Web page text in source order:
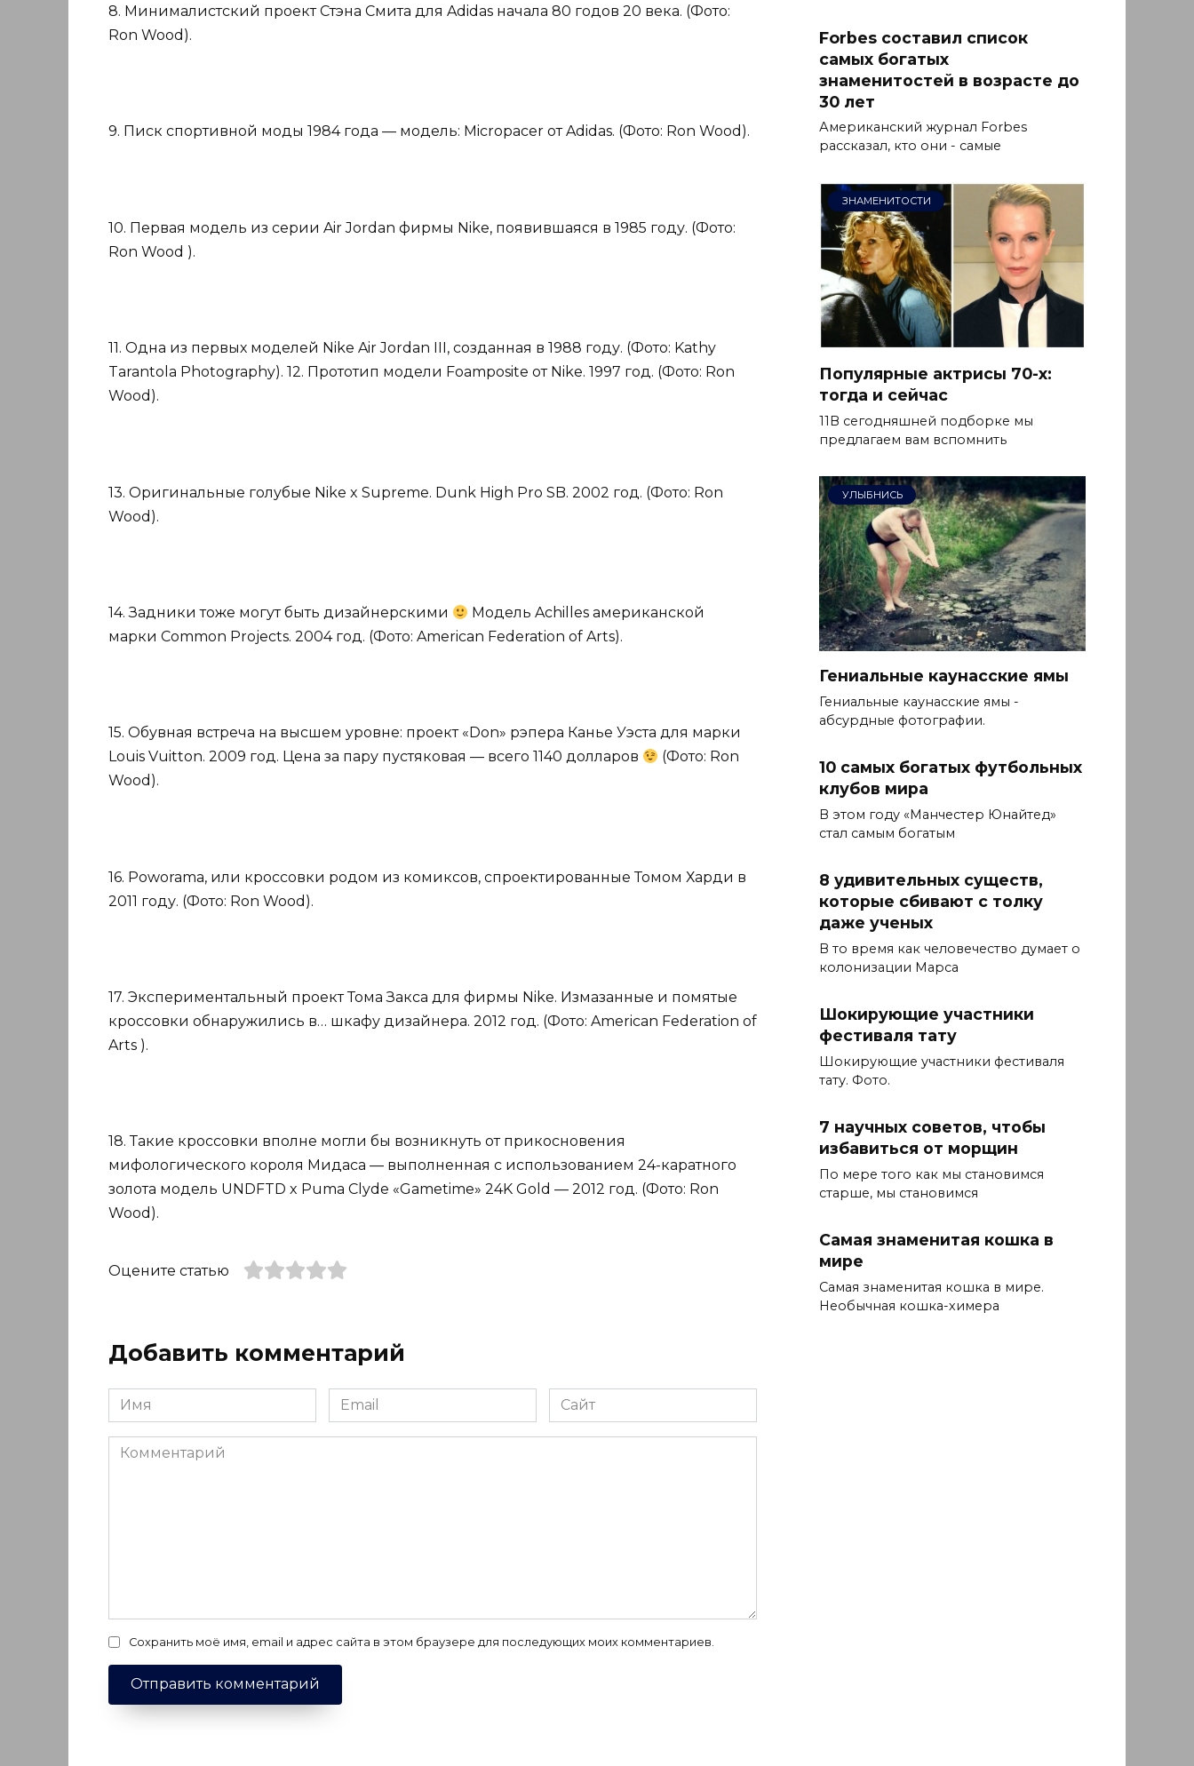
8. Минималистский проект Стэна Смита для Adidas начала 80 годов 20 века. (Фото:
Ron Wood).
9. Писк спортивной моды 1984 года — модель: Micropacer от Adidas. (Фото: Ron Wood).
10. Первая модель из серии Air Jordan фирмы Nike, появившаяся в 1985 году. (Фото:
Ron Wood ).
11. Одна из первых моделей Nike Air Jordan III, созданная в 1988 году. (Фото: Kathy
Tarantola Photography). 12. Прототип модели Foamposite от Nike. 1997 год. (Фото: Ron
Wood).
13. Оригинальные голубые Nike x Supreme. Dunk High Pro SB. 2002 год. (Фото: Ron
Wood).
14. Задники тоже могут быть дизайнерскими
Модель Achilles американской
марки Common Projects. 2004 год. (Фото: American Federation of Arts).
15. Обувная встреча на высшем уровне: проект «Don» рэпера Канье Уэста для марки
Louis Vuitton. 2009 год. Цена за пару пустяковая — всего 1140 долларов
(Фото: Ron
Wood).
16. Poworama, или кроссовки родом из комиксов, спроектированные Томом Харди в
2011 году. (Фото: Ron Wood).
17. Экспериментальный проект Тома Закса для фирмы Nike. Измазанные и помятые
кроссовки обнаружились в… шкафу дизайнера. 2012 год. (Фото: American Federation of
Arts ).
18. Такие кроссовки вполне могли бы возникнуть от прикосновения
мифологического короля Мидаса — выполненная с использованием 24-каратного
золота модель UNDFTD x Puma Clyde «Gametime» 24K Gold — 2012 год. (Фото: Ron
Wood).
Оцените статью
Добавить комментарий
Имя
*
Email
*
Сайт
Комментарий
Сохранить моё имя, email и адрес сайта в этом браузере для последующих моих комментариев.
Forbes составил список
самых богатых
знаменитостей в возрасте до
30 лет
Американский журнал Forbes
рассказал, кто они - самые
ЗНАМЕНИТОСТИ
Популярные актрисы 70-х:
тогда и сейчас
11В сегодняшней подборке мы
предлагаем вам вспомнить
УЛЫБНИСЬ
Гениальные каунасские ямы
Гениальные каунасские ямы -
абсурдные фотографии.
10 самых богатых футбольных
клубов мира
В этом году «Манчестер Юнайтед»
стал самым богатым
8 удивительных существ,
которые сбивают с толку
даже ученых
В то время как человечество думает о
колонизации Марса
Шокирующие участники
фестиваля тату
Шокирующие участники фестиваля
тату. Фото.
7 научных советов, чтобы
избавиться от морщин
По мере того как мы становимся
старше, мы становимся
Самая знаменитая кошка в
мире
Самая знаменитая кошка в мире.
Необычная кошка-химера